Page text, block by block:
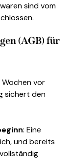
sind vom
(AGB) für
vor
sichert den
: Eine
und bereits